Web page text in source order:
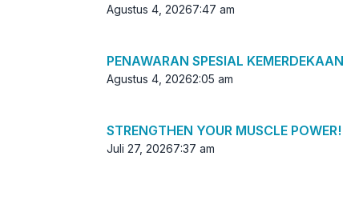
Agustus 4, 20267:47 am
PENAWARAN SPESIAL KEMERDEKAAN
Agustus 4, 20262:05 am
STRENGTHEN YOUR MUSCLE POWER!
Juli 27, 20267:37 am